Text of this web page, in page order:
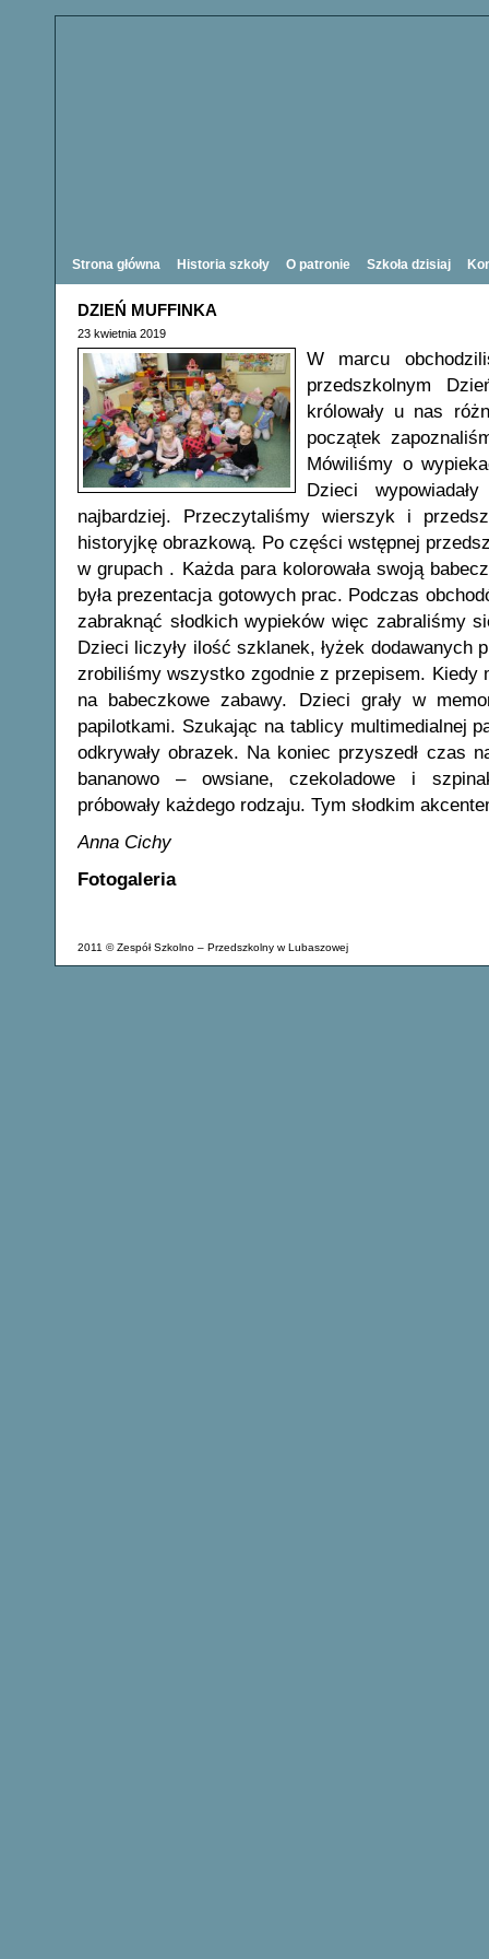
Strona główna Historia szkoły O patronie Szkoła dzisiaj
DZIEŃ MUFFINKA
23 kwietnia 2019
W marcu
przedszkolnym
królowały u nas
początek
Mówiliśmy o
Dzieci
najbardziej. Przeczytaliśmy wierszyk i
historyjkę obrazkową. Po części wstępnej
w grupach . Każda para kolorowała swoją
była prezentacja gotowych prac. Podczas
zabraknąć słodkich wypieków więc zabraliśmy
Dzieci liczyły ilość szklanek, łyżek dodawanych
zrobiliśmy wszystko zgodnie z przepisem. Kiedy
na babeczkowe zabawy. Dzieci grały w
papilotkami. Szukając na tablicy multimedialnej
odkrywały obrazek. Na koniec przyszedł czas
bananowo – owsiane, czekoladowe i
próbowały każdego rodzaju. Tym słodkim
Anna Cichy
Fotogaleria
2011 © Zespół Szkolno – Przedszkolny w Lubaszowej